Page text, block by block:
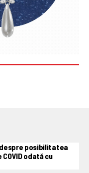
despre posibilitatea
odată cu